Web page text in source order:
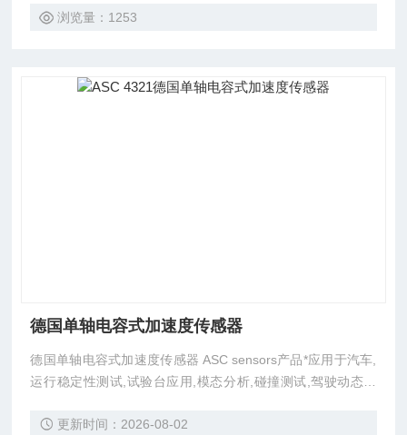
态测试等振动冲击测试领域。
浏览量：1253
德国单轴电容式加速度传感器
德国单轴电容式加速度传感器 ASC sensors产品*应用于汽车,
运行稳定性测试,试验台应用,模态分析,碰撞测试,驾驶动态测
测量,结构分析,运行稳定性测试,桥接导航,运输,驾驶舒适性分
更新时间：2026-08-02